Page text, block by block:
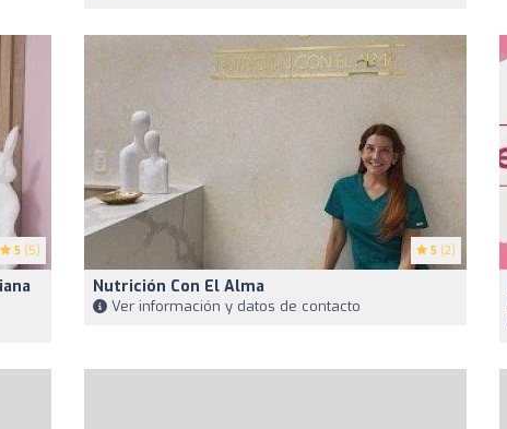
5 (5) 5 (2)
Nutrición Con El Alma
Ver información y datos de contacto